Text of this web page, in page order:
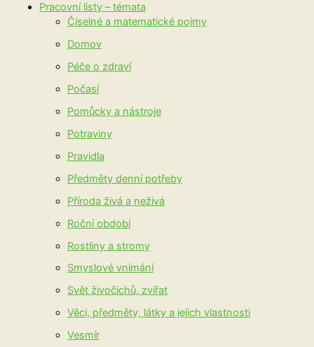
Pracovní listy – témata
Číselné a matematické pojmy
Domov
Péče o zdraví
Počasí
Pomůcky a nástroje
Potraviny
Pravidla
Předměty denní potřeby
Příroda živá a neživá
Roční období
Rostliny a stromy
Smyslové vnímání
Svět živočichů, zvířat
Věci, předměty, látky a jejich vlastnosti
Vesmír